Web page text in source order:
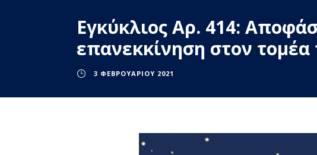
Εγκύκλιος Αρ. 414:
επανεκκίνηση στον τομέα
3 ΦΕΒΡΟΥΑΡΊΟΥ 2021